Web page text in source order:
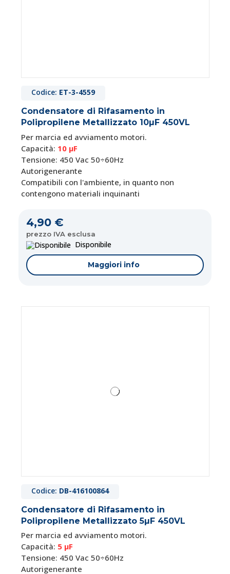
Codice: ET-3-4559
Condensatore di Rifasamento in
Polipropilene Metallizzato 10µF 450VL
Per marcia ed avviamento motori.
Capacità: 10 μF
Tensione: 450 Vac 50÷60Hz
Autorigenerante
Compatibili con l'ambiente, in quanto non
contengono materiali inquinanti
4,90 €
prezzo IVA esclusa
Disponibile
Maggiori info
Codice: DB-416100864
Condensatore di Rifasamento in
Polipropilene Metallizzato 5µF 450VL
Per marcia ed avviamento motori.
Capacità: 5 μF
Tensione: 450 Vac 50÷60Hz
Autorigenerante